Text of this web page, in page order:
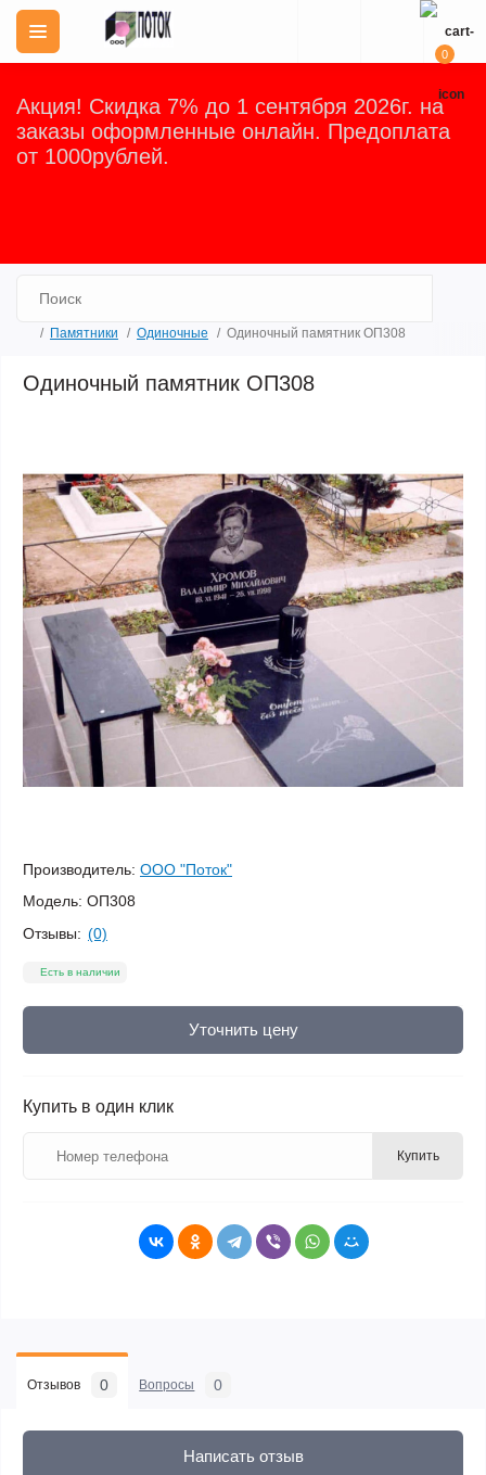
Акция! Скидка 7% до 1 сентября 2026г. на
заказы оформленные онлайн. Предоплата
от 1000рублей.
0
Памятники Одиночные Одиночный памятник ОП308
Одиночный памятник ОП308
Производитель: ООО "Поток"
Модель: ОП308
Отзывы: (0)
Есть в наличии
Уточнить цену
Купить в один клик
Купить
Отзывов 0 Вопросы 0
Написать отзыв